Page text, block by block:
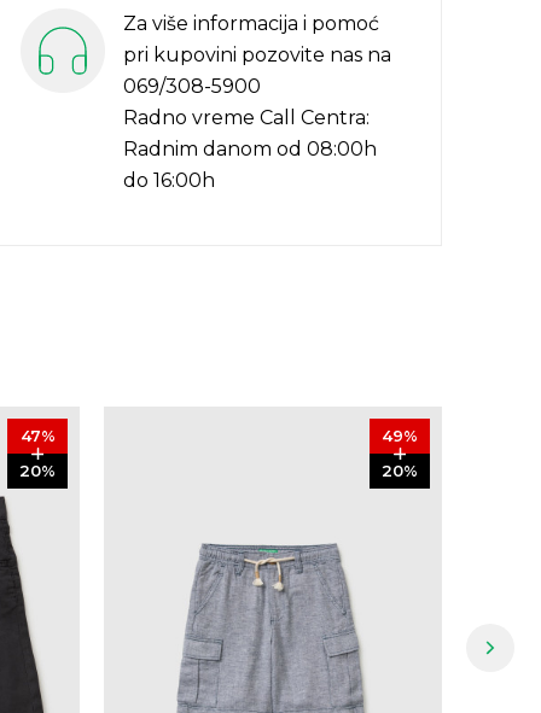
Za više informacija i pomoć
pri kupovini pozovite nas na
069/308-5900
Radno vreme Call Centra:
Radnim danom od 08:00h
do 16:00h
47%
20%
49%
20%